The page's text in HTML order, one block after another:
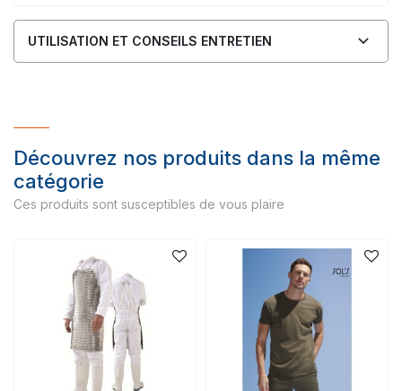
UTILISATION ET CONSEILS ENTRETIEN
Découvrez nos produits dans la même
catégorie
Ces produits sont susceptibles de vous plaire